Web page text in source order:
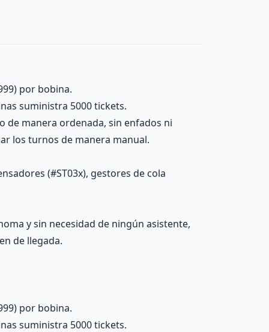
por bobina.
suministra 5000 tickets.
de manera ordenada, sin enfados ni
los turnos de manera manual.
(#ST03x), gestores de cola
y sin necesidad de ningún asistente,
de llegada.
por bobina.
suministra 5000 tickets.